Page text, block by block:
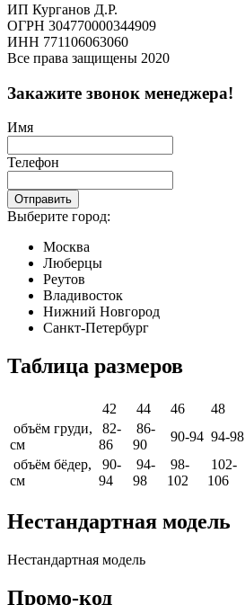
ИП Курганов Д.Р.
ОГРН 304770000344909
ИНН 771106063060
Все права защищены 2020
Закажите звонок менеджера!
Имя
Телефон
Отправить
Выберите город:
Москва
Люберцы
Реутов
Владивосток
Нижний Новгород
Санкт-Петербург
Таблица размеров
42 44 46 48
объём груди,
см
82-
86
86-
90
90-94 94-98
объём бёдер,
см
90-
94
94-
98
98-
102
102-
106
Нестандартная модель
Нестандартная модель
Промо-код